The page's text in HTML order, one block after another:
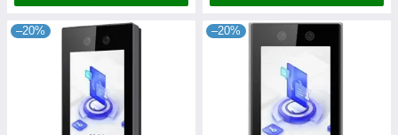
–20% –20%